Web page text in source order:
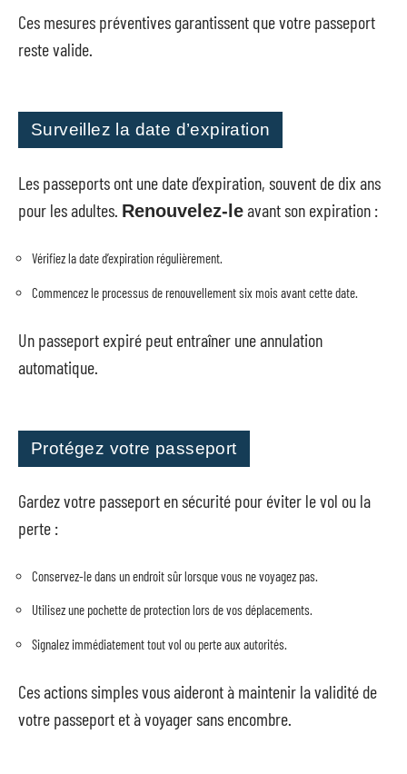
Ces mesures préventives garantissent que votre passeport
reste valide.
Surveillez la date d’expiration
Les passeports ont une date d’expiration, souvent de dix ans
pour les adultes. Renouvelez-leavant son expiration :
Vérifiez la date d’expiration régulièrement.
Commencez le processus de renouvellement six mois avant cette date.
Un passeport expiré peut entraîner une annulation
automatique.
Protégez votre passeport
Gardez votre passeport en sécurité pour éviter le vol ou la
perte :
Conservez-le dans un endroit sûr lorsque vous ne voyagez pas.
Utilisez une pochette de protection lors de vos déplacements.
Signalez immédiatement tout vol ou perte aux autorités.
Ces actions simples vous aideront à maintenir la validité de
votre passeport et à voyager sans encombre.